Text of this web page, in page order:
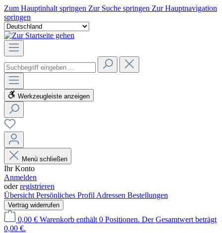
Zum Hauptinhalt springen Zur Suche springen Zur Hauptnavigation
springen
Werkzeugleiste anzeigen
Menü schließen
Ihr Konto
Anmelden
oderregistrieren
Übersicht Persönliches Profil Adressen Bestellungen
Vertrag widerrufen
0,00 € Warenkorb enthält 0 Positionen. Der Gesamtwert beträgt
0,00 €.